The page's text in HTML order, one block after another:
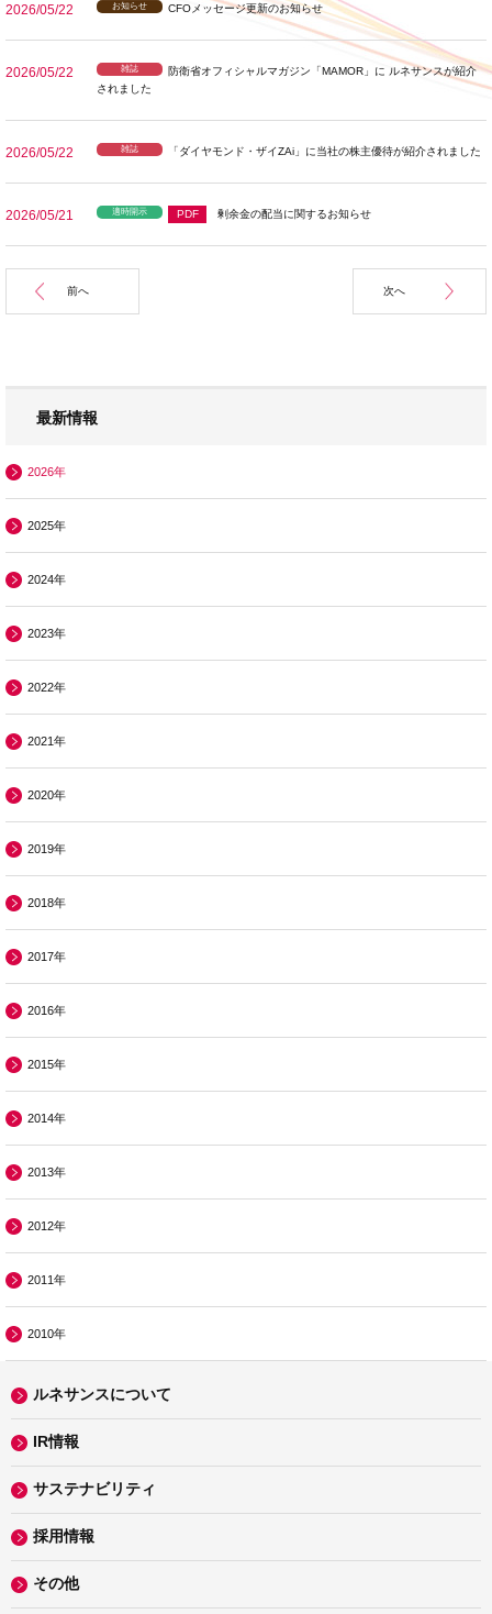
2026/05/22 お知らせ CFOメッセージ更新のお知らせ
2026/05/22 雑誌
防衛省オフィシャルマガジン「MAMOR」に ルネサンスが紹介
されました
2026/05/22 雑誌 「ダイヤモンド・ザイZAi」に当社の株主優待が紹介されました
2026/05/21 適時開示 PDF 剰余金の配当に関するお知らせ
前へ 次へ
最新情報
2026年
2025年
2024年
2023年
2022年
2021年
2020年
2019年
2018年
2017年
2016年
2015年
2014年
2013年
2012年
2011年
2010年
ルネサンスについて
IR情報
サステナビリティ
採用情報
その他